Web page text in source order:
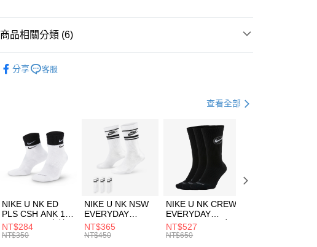
聯邦商業銀行
台新國際商業銀行
【關於「AFTEE先享後付」】
３．安心：先確認商品／服務後，再付款。
【「AFTEE先享後付」結帳流程】
１．於結帳方式選擇「AFTEE先享後付」後，將跳轉至「AFTEE先享後
付」結帳頁面，進行簡訊認證並確認金額後，即可完成結帳。
２．訂單成立數日內，您將收到繳費通知簡訊。
３．收到繳費通知簡訊後14天內，點擊此簡訊中的連結，可透過四大超商
／ATM／網路銀行／等多元方式進行付款，方視為交易完成。
※ 請注意：結帳手續完成當下不需立刻繳費，但若您需要取消訂單，請聯
絡購買商品的店家。未經商家同意取消之訂單仍視為有效，需透過AFTEE
先享後付繳納相關費用。
每筆NT$100，滿NT$1,500(含以上)免運費
每筆NT$100，滿NT$1,500(含以上)免運費
付款後門市自取
每筆NT$100，滿NT$1,500(含以上)免運費
商品相關分類 (6)
限時降價專區⬇
促銷活動 兒童/青少年｜鞋服6折起
分享 客服
查看全部
NIKE U NK ED
PLS CSH ANK 1P
144 DBL 男 中統
襪 DH4058104
NT$284
NT$350
NIKE U NK NSW
EVERYDAY
ESSENTIAL CR
男女 短統襪
NT$365
NT$450
NIKE U NK CREW
EVERYDAY
BBALL 3PR 男女
長統襪
NT$527
NT$650